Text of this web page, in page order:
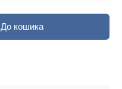
До кошика